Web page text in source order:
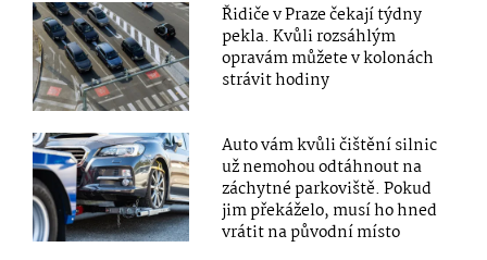
Řidiče v Praze čekají týdny
pekla. Kvůli rozsáhlým
opravám můžete v kolonách
strávit hodiny
Auto vám kvůli čištění silnic
už nemohou odtáhnout na
záchytné parkoviště. Pokud
jim překáželo, musí ho hned
vrátit na původní místo